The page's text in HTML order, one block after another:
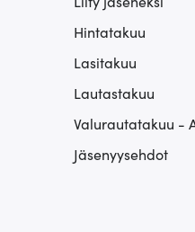
Hintatakuu
Lasitakuu
Lautastakuu
Valurautatakuu -
Jäsenyysehdot